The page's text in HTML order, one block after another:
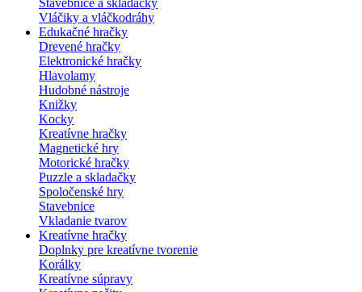
Stavebnice a skladačky
Vláčiky a vláčkodráhy
Edukačné hračky
Drevené hračky
Elektronické hračky
Hlavolamy
Hudobné nástroje
Knižky
Kocky
Kreatívne hračky
Magnetické hry
Motorické hračky
Puzzle a skladačky
Spoločenské hry
Stavebnice
Vkladanie tvarov
Kreatívne hračky
Doplnky pre kreatívne tvorenie
Korálky
Kreatívne súpravy